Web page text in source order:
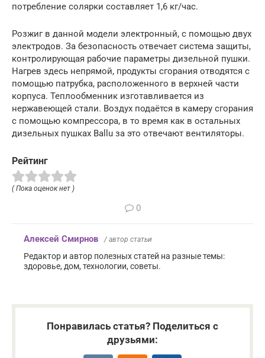
потребление солярки составляет 1,6 кг/час.
Розжиг в данной модели электронный, с помощью двух
электродов. За безопасность отвечает система защиты,
контролирующая рабочие параметры дизельной пушки.
Нагрев здесь непрямой, продукты сгорания отводятся с
помощью патрубка, расположенного в верхней части
корпуса. Теплообменник изготавливается из
нержавеющей стали. Воздух подаётся в камеру сгорания
с помощью компрессора, в то время как в остальных
дизельных пушках Ballu за это отвечают вентиляторы.
Рейтинг
( Пока оценок нет )
0
Алексей Смирнов / автор статьи
Редактор и автор полезных статей на разные темы:
здоровье, дом, технологии, советы.
Понравилась статья? Поделиться с
друзьями: